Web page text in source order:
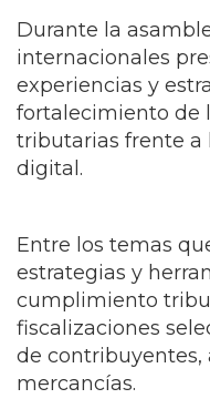
Durante la
internacionales
experiencias y
fortalecimiento de
tributarias frente a
digital.
Entre los temas
estrategias y
cumplimiento
fiscalizaciones
de
mercancías.